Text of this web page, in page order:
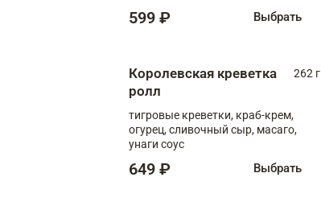
599 ₽ Выбрать
Королевская креветка
ролл
262 г
тигровые креветки, краб-крем,
огурец, сливочный сыр, масаго,
унаги соус
649 ₽ Выбрать